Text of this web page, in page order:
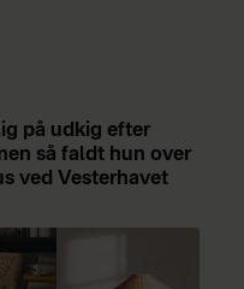
på udkig efter
så faldt hun over
ved Vesterhavet